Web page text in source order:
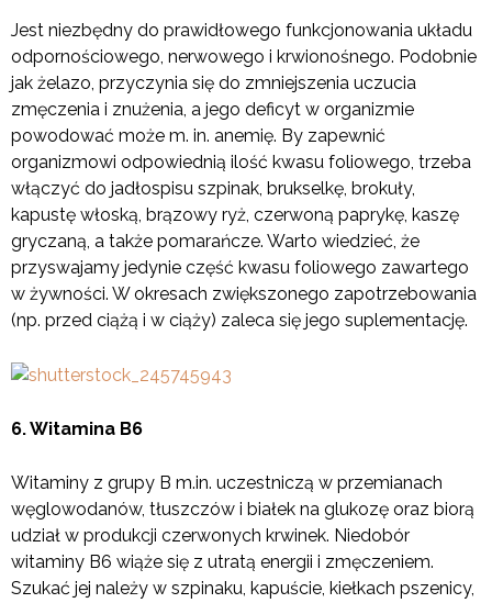
Jest niezbędny do prawidłowego funkcjonowania układu
odpornościowego, nerwowego i krwionośnego. Podobnie
jak żelazo, przyczynia się do zmniejszenia uczucia
zmęczenia i znużenia, a jego deficyt w organizmie
powodować może m. in. anemię. By zapewnić
organizmowi odpowiednią ilość kwasu foliowego, trzeba
włączyć do jadłospisu szpinak, brukselkę, brokuły,
kapustę włoską, brązowy ryż, czerwoną paprykę, kaszę
gryczaną, a także pomarańcze. Warto wiedzieć, że
przyswajamy jedynie część kwasu foliowego zawartego
w żywności. W okresach zwiększonego zapotrzebowania
(np. przed ciążą i w ciąży) zaleca się jego suplementację.
6. Witamina B6
Witaminy z grupy B m.in. uczestniczą w przemianach
węglowodanów, tłuszczów i białek na glukozę oraz biorą
udział w produkcji czerwonych krwinek. Niedobór
witaminy B6 wiąże się z utratą energii i zmęczeniem.
Szukać jej należy w szpinaku, kapuście, kiełkach pszenicy,